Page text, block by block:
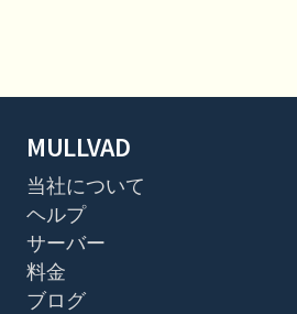
MULLVAD
当社について
ヘルプ
サーバー
料金
ブログ